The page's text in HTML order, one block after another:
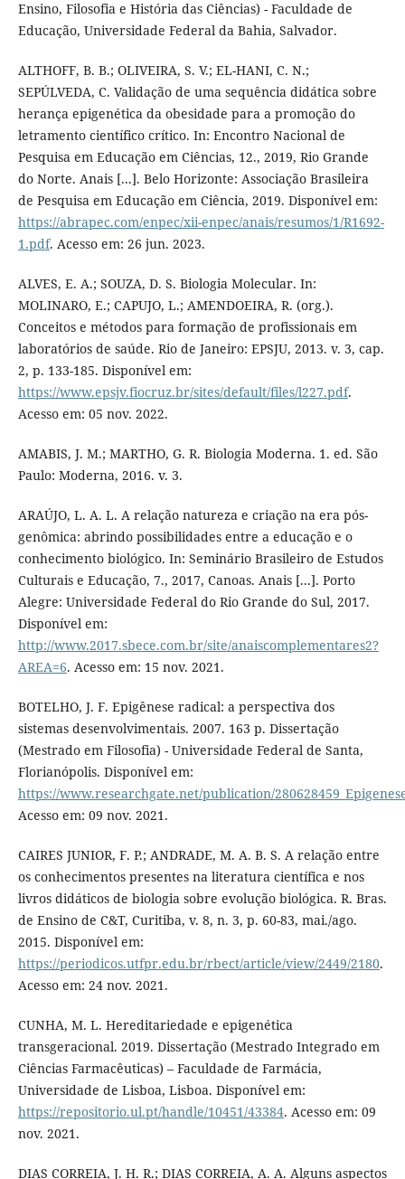
Ensino, Filosofia e História das Ciências) - Faculdade de
Educação, Universidade Federal da Bahia, Salvador.
ALTHOFF, B. B.; OLIVEIRA, S. V.; EL-HANI, C. N.;
SEPÚLVEDA, C. Validação de uma sequência didática sobre
herança epigenética da obesidade para a promoção do
letramento científico crítico. In: Encontro Nacional de
Pesquisa em Educação em Ciências, 12., 2019, Rio Grande
do Norte. Anais [...]. Belo Horizonte: Associação Brasileira
de Pesquisa em Educação em Ciência, 2019. Disponível em:
https://abrapec.com/enpec/xii-enpec/anais/resumos/1/R1692-
1.pdf. Acesso em: 26 jun. 2023.
ALVES, E. A.; SOUZA, D. S. Biologia Molecular. In:
MOLINARO, E.; CAPUJO, L.; AMENDOEIRA, R. (org.).
Conceitos e métodos para formação de profissionais em
laboratórios de saúde. Rio de Janeiro: EPSJU, 2013. v. 3, cap.
2, p. 133-185. Disponível em:
https://www.epsjv.fiocruz.br/sites/default/files/l227.pdf.
Acesso em: 05 nov. 2022.
AMABIS, J. M.; MARTHO, G. R. Biologia Moderna. 1. ed. São
Paulo: Moderna, 2016. v. 3.
ARAÚJO, L. A. L. A relação natureza e criação na era pós-
genômica: abrindo possibilidades entre a educação e o
conhecimento biológico. In: Seminário Brasileiro de Estudos
Culturais e Educação, 7., 2017, Canoas. Anais [...]. Porto
Alegre: Universidade Federal do Rio Grande do Sul, 2017.
Disponível em:
http://www.2017.sbece.com.br/site/anaiscomplementares2?
AREA=6. Acesso em: 15 nov. 2021.
BOTELHO, J. F. Epigênese radical: a perspectiva dos
sistemas desenvolvimentais. 2007. 163 p. Dissertação
(Mestrado em Filosofia) - Universidade Federal de Santa,
Florianópolis. Disponível em:
https://www.researchgate.net/publication/
Acesso em: 09 nov. 2021.
CAIRES JUNIOR, F. P.; ANDRADE, M. A. B. S. A relação entre
os conhecimentos presentes na literatura científica e nos
livros didáticos de biologia sobre evolução biológica. R. Bras.
de Ensino de C&T, Curitiba, v. 8, n. 3, p. 60-83, mai./ago.
2015. Disponível em:
https://periodicos.utfpr.edu.br/rbect/article/view/2449/2180.
Acesso em: 24 nov. 2021.
CUNHA, M. L. Hereditariedade e epigenética
transgeracional. 2019. Dissertação (Mestrado Integrado em
Ciências Farmacêuticas) – Faculdade de Farmácia,
Universidade de Lisboa, Lisboa. Disponível em:
https://repositorio.ul.pt/handle/10451/43384. Acesso em: 09
nov. 2021.
DIAS CORREIA, J. H. R.; DIAS CORREIA, A. A. Alguns aspectos